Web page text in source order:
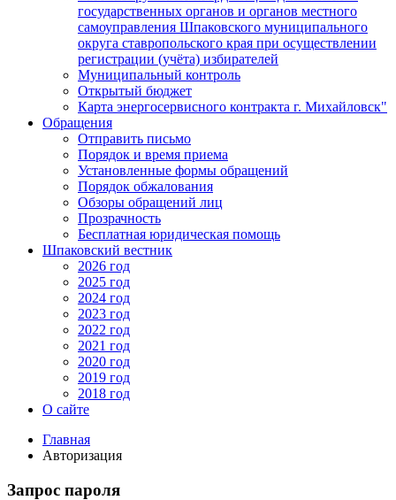
государственных органов и органов местного
самоуправления Шпаковского муниципального
округа ставропольского края при осуществлении
регистрации (учёта) избирателей
Муниципальный контроль
Открытый бюджет
Карта энергосервисного контракта г. Михайловск"
Обращения
Отправить письмо
Порядок и время приема
Установленные формы обращений
Порядок обжалования
Обзоры обращений лиц
Прозрачность
Бесплатная юридическая помощь
Шпаковский вестник
2026 год
2025 год
2024 год
2023 год
2022 год
2021 год
2020 год
2019 год
2018 год
О сайте
Главная
Авторизация
Запрос пароля